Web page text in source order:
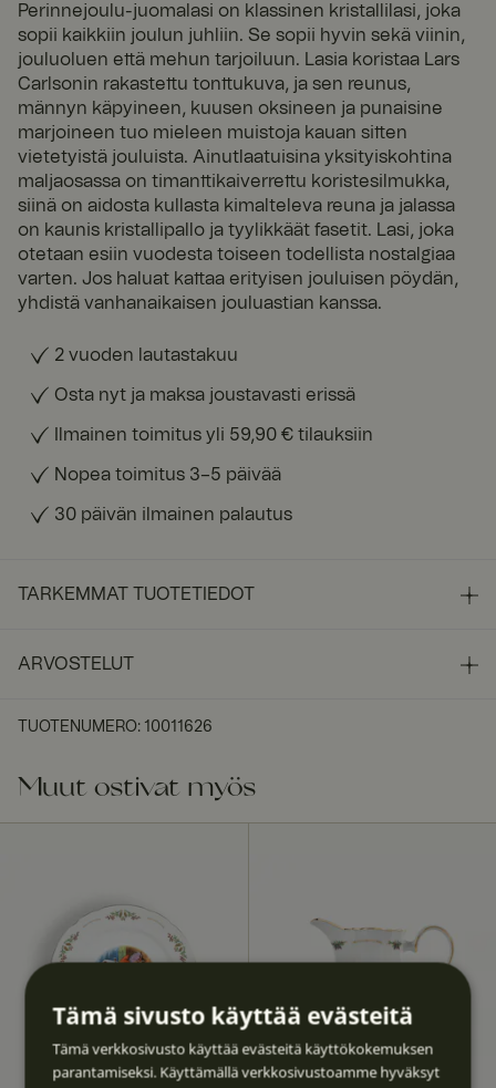
Perinnejoulu-juomalasi on klassinen kristallilasi, joka
sopii kaikkiin joulun juhliin. Se sopii hyvin sekä viinin,
jouluoluen että mehun tarjoiluun. Lasia koristaa Lars
Carlsonin rakastettu tonttukuva, ja sen reunus,
männyn käpyineen, kuusen oksineen ja punaisine
marjoineen tuo mieleen muistoja kauan sitten
vietetyistä jouluista. Ainutlaatuisina yksityiskohtina
maljaosassa on timanttikaiverrettu koristesilmukka,
siinä on aidosta kullasta kimalteleva reuna ja jalassa
on kaunis kristallipallo ja tyylikkäät fasetit. Lasi, joka
otetaan esiin vuodesta toiseen todellista nostalgiaa
varten. Jos haluat kattaa erityisen jouluisen pöydän,
yhdistä vanhanaikaisen jouluastian kanssa.
2 vuoden lautastakuu
Osta nyt ja maksa joustavasti erissä
Ilmainen toimitus yli 59,90 € tilauksiin
Nopea toimitus 3–5 päivää
30 päivän ilmainen palautus
TARKEMMAT TUOTETIEDOT
ARVOSTELUT
TUOTENUMERO: 10011626
Muut ostivat myös
Tämä sivusto käyttää evästeitä
Tämä verkkosivusto käyttää evästeitä käyttökokemuksen
parantamiseksi. Käyttämällä verkkosivustoamme hyväksyt